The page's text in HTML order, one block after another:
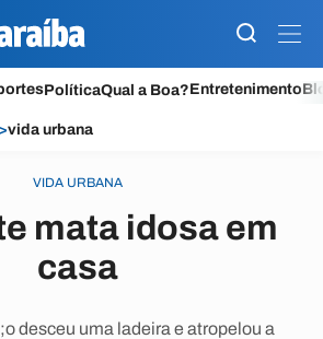
PolíticaQual a Boa?Entretenimento
>vida urbana
VIDA URBANA
mata idosa em
casa
desceu uma ladeira e atropelou a